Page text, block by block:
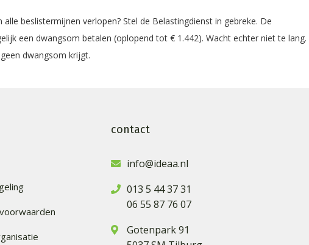
beslistermijnen verlopen? Stel de Belastingdienst in gebreke. De
een dwangsom betalen (oplopend tot € 1.442). Wacht echter niet te lang.
dwangsom krijgt.
contact
info@ideaa.nl
013 5 44 37 31
06 55 87 76 07
Gotenpark 91